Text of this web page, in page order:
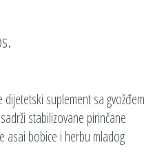
dijetetski suplement sa gvožđem
stabilizovane pirinčane
asai bobice i herbu mladog